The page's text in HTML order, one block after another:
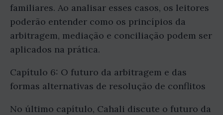
familiares. Ao analisar esses casos, os leitores
poderão entender como os princípios da
arbitragem, mediação e conciliação podem ser
aplicados na prática.
Capítulo 6: O futuro da arbitragem e das
formas alternativas de resolução de conflitos
No último capítulo, Cahali discute o futuro da